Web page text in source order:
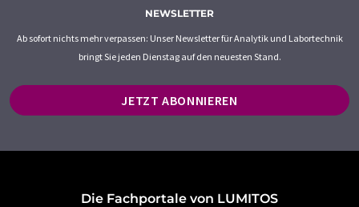
NEWSLETTER
Ab sofort nichts mehr verpassen: Unser Newsletter für Analytik und Labortechnik
bringt Sie jeden Dienstag auf den neuesten Stand.
JETZT ABONNIEREN
Die Fachportale von LUMITOS